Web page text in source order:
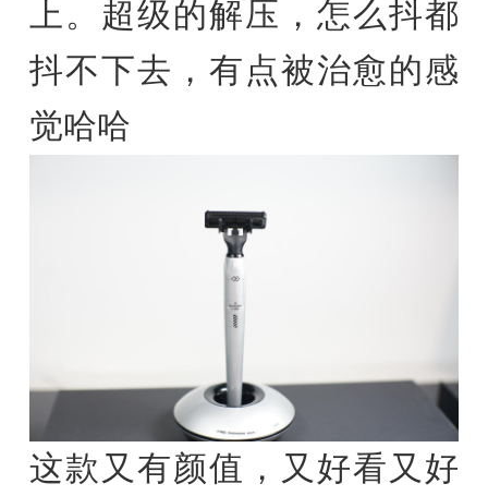
上。超级的解压，怎么抖都
抖不下去，有点被治愈的感
觉哈哈
这款又有颜值，又好看又好